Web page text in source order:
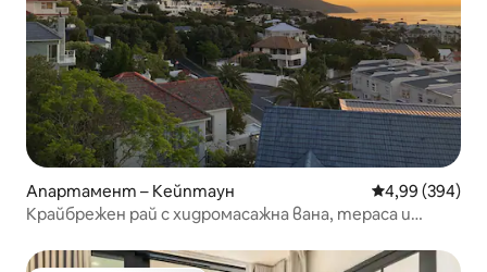
Апартамент – Кейптаун Средна
4,99 (394)
Крайбрежен рай с хидромасажна вана, тераса и